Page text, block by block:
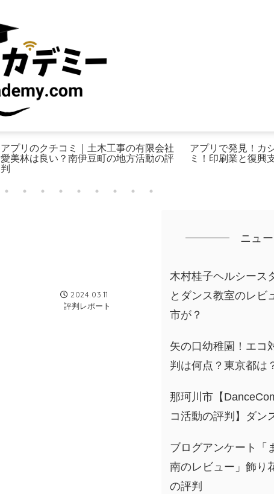
アプリのクチコミ｜土木工事の有限会社
愛美林は良い？南伊豆町の地方活動の評
判
アプリで発見！カ
ミ！印刷業と復興
2024.03.11
評判レポート
ニュ
木村桂子ヘルシース
とダンス教室のレビ
市が？
矢の口幼稚園！エコ
判は何点？東京都は
那珂川市【
コ活動の評判】ダン
ブログアンケート「
南のレビュー」飾り
の評判